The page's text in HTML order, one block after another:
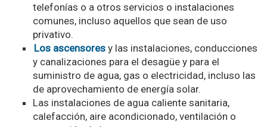
telefonías o a otros servicios o instalaciones
comunes, incluso aquellos que sean de uso
privativo.
Los ascensores y las instalaciones, conducciones
y canalizaciones para el desagüe y para el
suministro de agua, gas o electricidad, incluso las
de aprovechamiento de energía solar.
Las instalaciones de agua caliente sanitaria,
calefacción, aire acondicionado, ventilación o